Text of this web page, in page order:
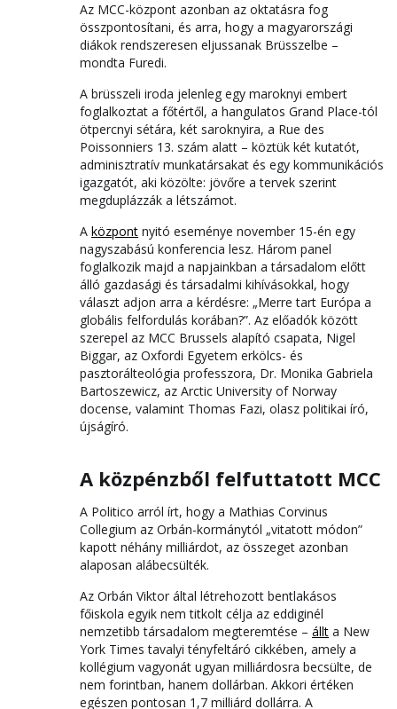
Az MCC-központ azonban az oktatásra fog
összpontosítani, és arra, hogy a magyarországi
diákok rendszeresen eljussanak Brüsszelbe –
mondta Furedi.
A brüsszeli iroda jelenleg egy maroknyi embert
foglalkoztat a főtértől, a hangulatos Grand Place-tól
ötpercnyi sétára, két saroknyira, a Rue des
Poissonniers 13. szám alatt – köztük két kutatót,
adminisztratív munkatársakat és egy kommunikációs
igazgatót, aki közölte: jövőre a tervek szerint
megduplázzák a létszámot.
A központ nyitó eseménye november 15-én egy
nagyszabású konferencia lesz. Három panel
foglalkozik majd a napjainkban a társadalom előtt
álló gazdasági és társadalmi kihívásokkal, hogy
választ adjon arra a kérdésre: „Merre tart Európa a
globális felfordulás korában?”. Az előadók között
szerepel az MCC Brussels alapító csapata, Nigel
Biggar, az Oxfordi Egyetem erkölcs- és
pasztorálteológia professzora, Dr. Monika Gabriela
Bartoszewicz, az Arctic University of Norway
docense, valamint Thomas Fazi, olasz politikai író,
újságíró.
A közpénzből felfuttatott MCC
A Politico arról írt, hogy a Mathias Corvinus
Collegium az Orbán-kormánytól „vitatott módon”
kapott néhány milliárdot, az összeget azonban
alaposan alábecsülték.
Az Orbán Viktor által létrehozott bentlakásos
főiskola egyik nem titkolt célja az eddiginél
nemzetibb társadalom megteremtése – állt a New
York Times tavalyi tényfeltáró cikkében, amely a
kollégium vagyonát ugyan milliárdosra becsülte, de
nem forintban, hanem dollárban. Akkori értéken
egészen pontosan 1,7 milliárd dollárra. A